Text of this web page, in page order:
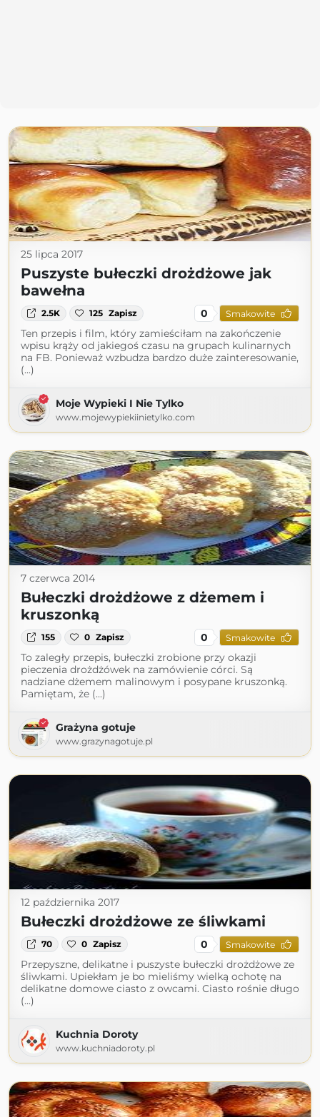
25 lipca 2017
Puszyste bułeczki drożdżowe jak
bawełna
2.5K 125 Zapisz 0 Smakowite
Ten przepis i film, który zamieściłam na zakończenie
wpisu krąży od jakiegoś czasu na grupach kulinarnych
na FB. Ponieważ wzbudza bardzo duże zainteresowanie,
(...)
Moje Wypieki I Nie Tylko
www.mojewypiekiinietylko.com
7 czerwca 2014
Bułeczki drożdżowe z dżemem i
kruszonką
155 0 Zapisz 0 Smakowite
To zaległy przepis, bułeczki zrobione przy okazji
pieczenia drożdżówek na zamówienie córci. Są
nadziane dżemem malinowym i posypane kruszonką.
Pamiętam, że (...)
Grażyna gotuje
www.grazynagotuje.pl
12 października 2017
Bułeczki drożdżowe ze śliwkami
70 0 Zapisz 0 Smakowite
Przepyszne, delikatne i puszyste bułeczki drożdżowe ze
śliwkami. Upiekłam je bo mieliśmy wielką ochotę na
delikatne domowe ciasto z owcami. Ciasto rośnie długo
(...)
Kuchnia Doroty
www.kuchniadoroty.pl